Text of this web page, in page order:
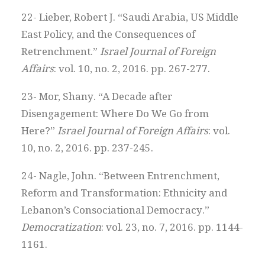
22- Lieber, Robert J. “Saudi Arabia, US Middle
East Policy, and the Consequences of
Retrenchment.”Israel Journal of Foreign
Affairs: vol. 10, no. 2, 2016. pp. 267-277.
23- Mor, Shany. “A Decade after
Disengagement: Where Do We Go from
Here?”Israel Journal of Foreign Affairs: vol.
10, no. 2, 2016. pp. 237-245.
24- Nagle, John. “Between Entrenchment,
Reform and Transformation: Ethnicity and
Lebanon’s Consociational Democracy.”
Democratization: vol. 23, no. 7, 2016. pp. 1144-
1161.